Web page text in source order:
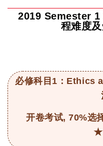
2019 Semester
程难度
必修科目1：Ethics
开卷考试, 70%选